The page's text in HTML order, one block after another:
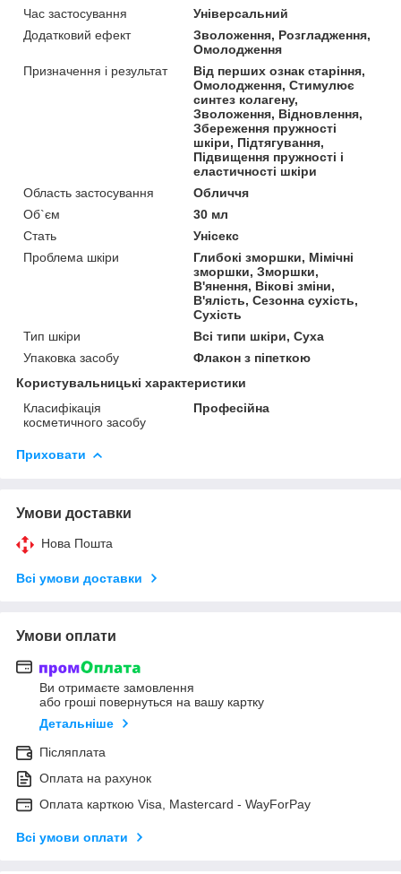
Час застосування
Універсальний
Додатковий ефект
Зволоження, Розгладження,
Омолодження
Призначення і результат
Від перших ознак старіння,
Омолодження, Стимулює
синтез колагену,
Зволоження, Відновлення,
Збереження пружності
шкіри, Підтягування,
Підвищення пружності і
еластичності шкіри
Область застосування
Обличчя
Об`єм
30 мл
Стать
Унісекс
Проблема шкіри
Глибокі зморшки, Мімічні
зморшки, Зморшки,
В'янення, Вікові зміни,
В'ялість, Сезонна сухість,
Сухість
Тип шкіри
Всі типи шкіри, Суха
Упаковка засобу
Флакон з піпеткою
Користувальницькі характеристики
Класифікація
косметичного засобу
Професійна
Приховати
Умови доставки
Нова Пошта
Всі умови доставки
Умови оплати
Ви отримаєте замовлення
або гроші повернуться на вашу картку
Детальніше
Післяплата
Оплата на рахунок
Оплата карткою Visa, Mastercard - WayForPay
Всі умови оплати